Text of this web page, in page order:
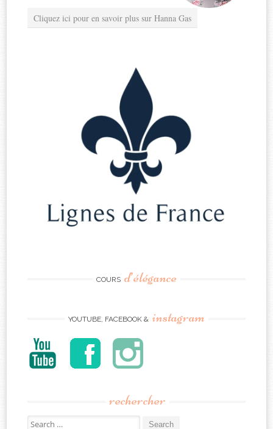
Cliquez ici pour en savoir plus sur Hanna Gas
COURS d’élégance
YOUTUBE, FACEBOOK & instagram
rechercher
Search